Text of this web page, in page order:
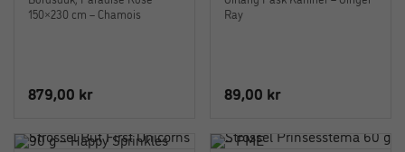
150×230 cm – Chamois
879,00 kr
Ray
89,00 kr